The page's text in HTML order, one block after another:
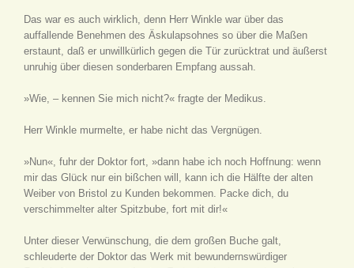
Das war es auch wirklich, denn Herr Winkle war über das
auffallende Benehmen des Äskulapsohnes so über die Maßen
erstaunt, daß er unwillkürlich gegen die Tür zurücktrat und äußerst
unruhig über diesen sonderbaren Empfang aussah.
»Wie, – kennen Sie mich nicht?« fragte der Medikus.
Herr Winkle murmelte, er habe nicht das Vergnügen.
»Nun«, fuhr der Doktor fort, »dann habe ich noch Hoffnung: wenn
mir das Glück nur ein bißchen will, kann ich die Hälfte der alten
Weiber von Bristol zu Kunden bekommen. Packe dich, du
verschimmelter alter Spitzbube, fort mit dir!«
Unter dieser Verwünschung, die dem großen Buche galt,
schleuderte der Doktor das Werk mit bewundernswürdiger